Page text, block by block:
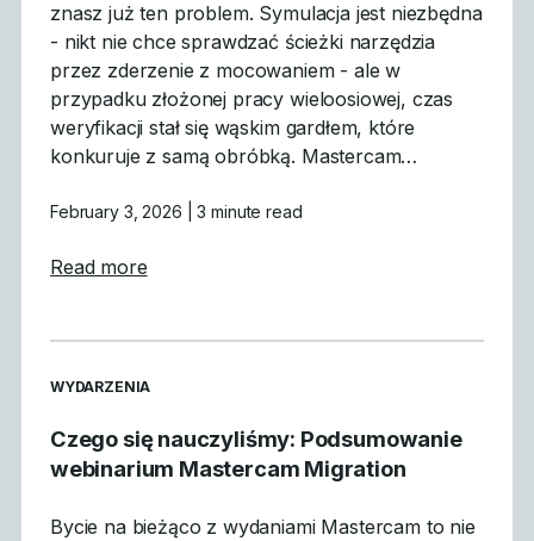
znasz już ten problem. Symulacja jest niezbędna
- nikt nie chce sprawdzać ścieżki narzędzia
przez zderzenie z mocowaniem - ale w
przypadku złożonej pracy wieloosiowej, czas
weryfikacji stał się wąskim gardłem, które
konkuruje z samą obróbką. Mastercam…
February 3, 2026 | 3 minute read
Read moreabout Dlaczego symulacja GPU jest
READ MORE ARTICLES ABOUT
WYDARZENIA
Czego się nauczyliśmy: Podsumowanie
webinarium Mastercam Migration
Bycie na bieżąco z wydaniami Mastercam to nie